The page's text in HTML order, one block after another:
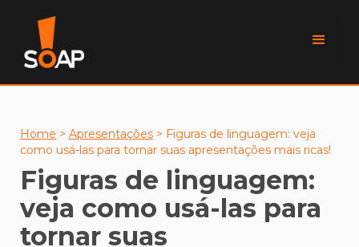
Home > Apresentações > Figuras de linguagem: veja
como usá-las para tornar suas apresentações mais ricas!
Figuras de linguagem:
veja como usá-las para
tornar suas